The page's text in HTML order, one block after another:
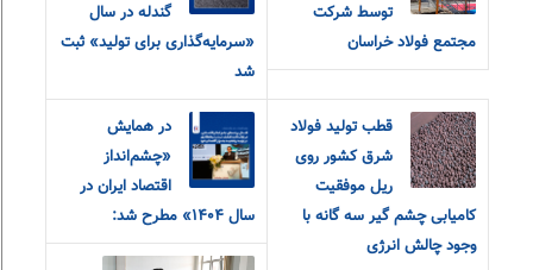
توسط شرکت
مجتمع فولاد خراسان
گندله در سال
«سرمایه‌گذاری برای تولید» ثبت
شد
قطب تولید فولاد
شرق کشور روی
ریل موفقیت
کامیابی چشم گیر سه گانه با
وجود چالش انرژی
در همایش
«چشم‌انداز
اقتصاد ایران در
سال ۱۴۰۴» مطرح شد: